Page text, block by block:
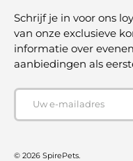
Schrijf je in voor ons
van onze exclusieve
informatie over
aanbiedingen als
E-mailadres
© 2026 SpirePets